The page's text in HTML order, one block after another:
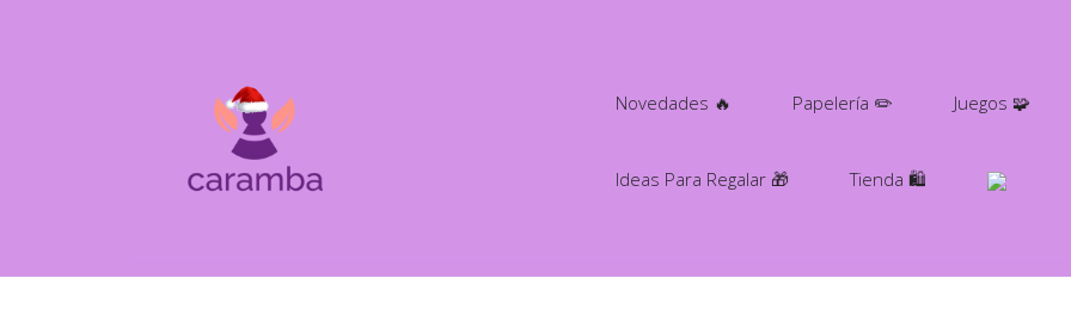
Novedades 🔥 Papelería ✏️ Juegos 🧩
Ideas Para Regalar 🎁 Tienda 🛍️